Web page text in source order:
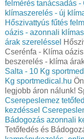
felmérés tanácsadás
klímaszerelés - új
Hőszivattyús fűtés
oázis - azonnali
árak szereléssel
Cserénfa - Klíma
beszerelés - klíma
Salta - 10 Kg
Kg sportmedical.hu
legjobb áron nálunk!
Cserepeslemez
kezdéssel
Bádogozás azonnali
Tetőfedés és